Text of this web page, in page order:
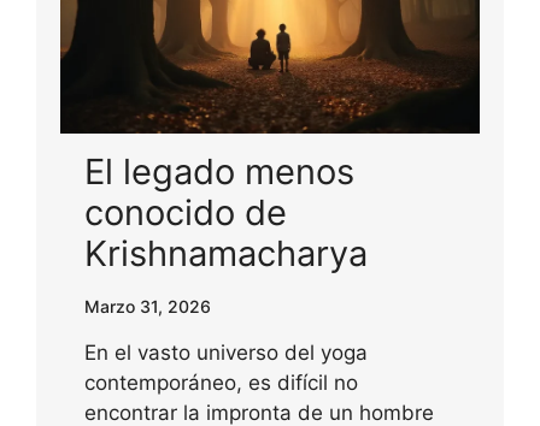
El legado menos
conocido de
Krishnamacharya
Marzo 31, 2026
En el vasto universo del yoga
contemporáneo, es difícil no
encontrar la impronta de un hombre